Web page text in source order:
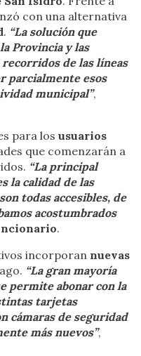
con una alternativa
. “La solución que
Provincia y las
de las líneas
parcialmente esos
municipal”,
para los usuarios
que comenzarán a
“La principal
la calidad de las
todas accesibles, de
acostumbrados
.
incorporan nuevas
“La gran mayoría
permite abonar con la
tarjetas
cámaras de seguridad
más nuevos”,